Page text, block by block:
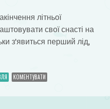
літньої
свої снасті на
з'явиться перший лід,
КОМЕНТУВАТИ